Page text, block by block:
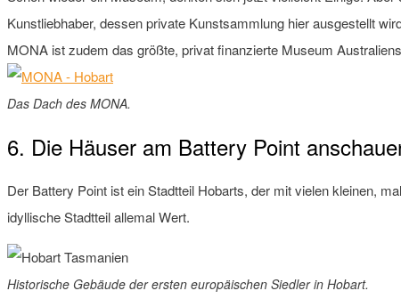
Kunstliebhaber, dessen private Kunstsammlung hier ausgestellt
MONA ist zudem das größte, privat finanzierte Museum
Das Dach des MONA.
6. Die Häuser am Battery Point
Der Battery Point ist ein Stadtteil Hobarts, der mit vielen kleinen,
idyllische Stadtteil allemal Wert.
Historische Gebäude der ersten europäischen Siedler in Hobart.